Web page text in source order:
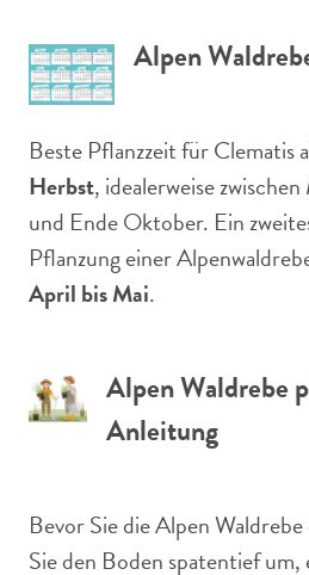
Alpen
Beste Pflanzzeit für Clematis
Herbst, idealerweise
und Ende Oktober. Ein
Pflanzung einer
April bis Mai.
Alpen Waldrebe
Anleitung
Bevor Sie die Alpen
Sie den Boden spatentief